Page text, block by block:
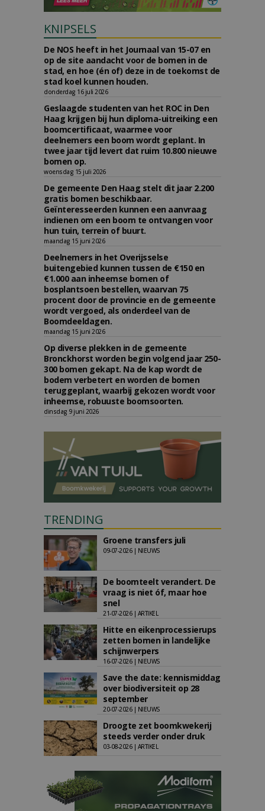
KNIPSELS
De NOS heeft in het Journaal van 15-07 en
op de site aandacht voor de bomen in de
stad, en hoe (én of) deze in de toekomst de
stad koel kunnen houden.
donderdag 16 juli 2026
Geslaagde studenten van het ROC in Den
Haag krijgen bij hun diploma-uitreiking een
boomcertificaat, waarmee voor
deelnemers een boom wordt geplant. In
twee jaar tijd levert dat ruim 10.800 nieuwe
bomen op.
woensdag 15 juli 2026
De gemeente Den Haag stelt dit jaar 2.200
gratis bomen beschikbaar.
Geïnteresseerden kunnen een aanvraag
indienen om een boom te ontvangen voor
hun tuin, terrein of buurt.
maandag 15 juni 2026
Deelnemers in het Overijsselse
buitengebied kunnen tussen de €150 en
€1.000 aan inheemse bomen of
bosplantsoen bestellen, waarvan 75
procent door de provincie en de gemeente
wordt vergoed, als onderdeel van de
Boomdeeldagen.
maandag 15 juni 2026
Op diverse plekken in de gemeente
Bronckhorst worden begin volgend jaar 250-
300 bomen gekapt. Na de kap wordt de
bodem verbetert en worden de bomen
teruggeplant, waarbij gekozen wordt voor
inheemse, robuuste boomsoorten.
dinsdag 9 juni 2026
TRENDING
Groene transfers juli
09-07-2026 | NIEUWS
De boomteelt verandert. De
vraag is niet óf, maar hoe
snel
21-07-2026 | ARTIKEL
Hitte en eikenprocessierups
zetten bomen in landelijke
schijnwerpers
16-07-2026 | NIEUWS
Save the date: kennismiddag
over biodiversiteit op 28
september
20-07-2026 | NIEUWS
Droogte zet boomkwekerij
steeds verder onder druk
03-08-2026 | ARTIKEL